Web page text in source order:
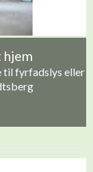
hjem
til fyrfadslys eller